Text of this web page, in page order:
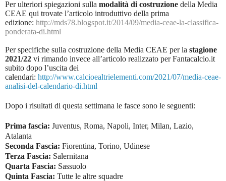
Per ulteriori spiegazioni sulla modalità di costruzione della Media
CEAE qui trovate l’articolo introduttivo della prima
edizione: http://mds78.blogspot.it/2014/09/media-ceae-la-classifica-
ponderata-di.html
Per specifiche sulla costruzione della Media CEAE per la stagione
2021/22 vi rimando invece all’articolo realizzato per Fantacalcio.it
subito dopo l’uscita dei
calendari: http://www.calcioealtrielementi.com/2021/07/media-ceae-
analisi-del-calendario-di.html
Dopo i risultati di questa settimana le fasce sono le seguenti:
Prima fascia: Juventus, Roma, Napoli, Inter, Milan, Lazio,
Atalanta
Seconda Fascia: Fiorentina, Torino, Udinese
Terza Fascia: Salernitana
Quarta Fascia: Sassuolo
Quinta Fascia: Tutte le altre squadre